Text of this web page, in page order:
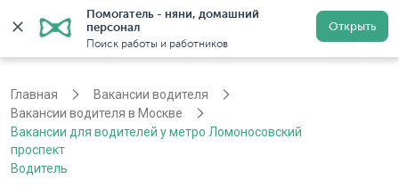
Помогатель - няни, домашний
персонал
Поиск работы и работников
Открыть
Регистрация
Главная
Вакансии водителя
Вакансии водителя в Москве
Вакансии для водителей у метро Ломоносовский
проспект
Водитель